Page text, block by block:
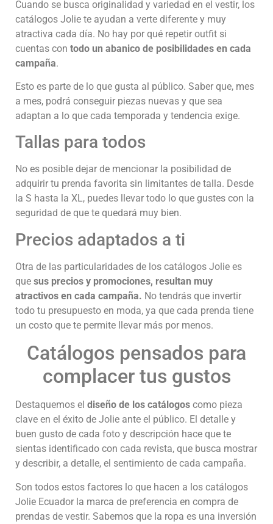
Cuando se busca originalidad y variedad en el vestir, los
catálogos Jolie te ayudan a verte diferente y muy
atractiva cada día. No hay por qué repetir outfit si
cuentas con todo un abanico de posibilidades en cada
campaña.
Esto es parte de lo que gusta al público. Saber que, mes
a mes, podrá conseguir piezas nuevas y que sea
adaptan a lo que cada temporada y tendencia exige.
Tallas para todos
No es posible dejar de mencionar la posibilidad de
adquirir tu prenda favorita sin limitantes de talla. Desde
la S hasta la XL, puedes llevar todo lo que gustes con la
seguridad de que te quedará muy bien.
Precios adaptados a ti
Otra de las particularidades de los catálogos Jolie es
que sus precios y promociones, resultan muy
atractivos en cada campaña. No tendrás que invertir
todo tu presupuesto en moda, ya que cada prenda tiene
un costo que te permite llevar más por menos.
Catálogos pensados para
complacer tus gustos
Destaquemos el diseño de los catálogos como pieza
clave en el éxito de Jolie ante el público. El detalle y
buen gusto de cada foto y descripción hace que te
sientas identificado con cada revista, que busca mostrar
y describir, a detalle, el sentimiento de cada campaña.
Son todos estos factores lo que hacen a los catálogos
Jolie Ecuador la marca de preferencia en compra de
prendas de vestir. Sabemos que la ropa es una inversión